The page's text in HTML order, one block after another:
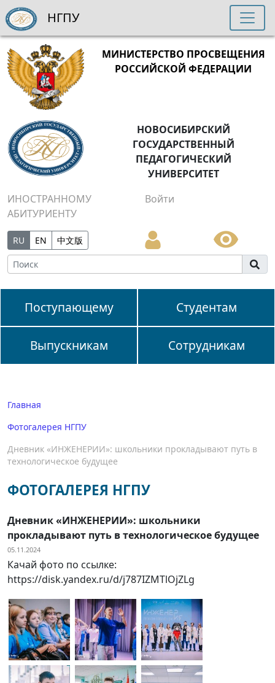
МИНИСТЕРСТВО ПРОСВЕЩЕНИЯ
РОССИЙСКОЙ ФЕДЕРАЦИИ
НОВОСИБИРСКИЙ
ГОСУДАРСТВЕННЫЙ
ПЕДАГОГИЧЕСКИЙ
УНИВЕРСИТЕТ
ИНОСТРАННОМУ
АБИТУРИЕНТУ
Войти
RU EN 中文版
Поступающему Студентам
Выпускникам Сотрудникам
НГПУ
Главная
Фотогалерея НГПУ
Дневник «ИНЖЕНЕРИИ»: школьники прокладывают путь в
технологическое будущее
ФОТОГАЛЕРЕЯ НГПУ
Дневник «ИНЖЕНЕРИИ»: школьники
прокладывают путь в технологическое будущее
05.11.2024
Качай фото по ссылке:
https://disk.yandex.ru/d/j787IZMTlOjZLg